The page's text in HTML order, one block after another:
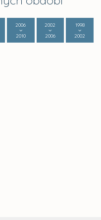
2006
2010
2002
2006
1998
2002